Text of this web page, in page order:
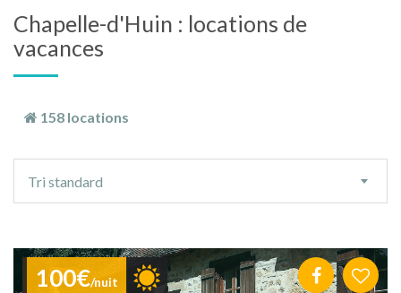
Chapelle-d'Huin : locations de
vacances
158 locations
tri
Tri standard
100€/nuit